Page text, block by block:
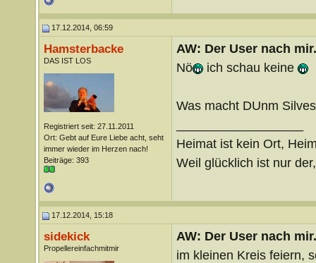
17.12.2014, 06:59
Hamsterbacke
DAS IST LOS
Registriert seit: 27.11.2011
Ort: Gebt auf Eure Liebe acht, seht
immer wieder im Herzen nach!
Beiträge: 393
AW: Der User nach
Nö
ich schau keine
Was macht DUnm
Heimat ist kein Ort,
Weil glücklich ist nur
17.12.2014, 15:18
sidekick
Propellereinfachmitmir
AW: Der User nach
im kleinen Kreis feiern,